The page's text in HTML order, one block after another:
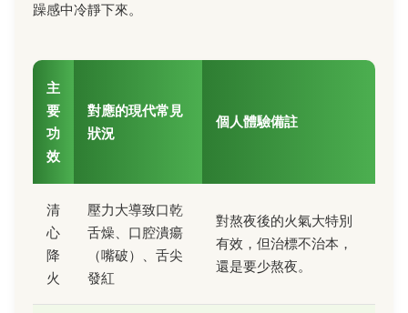
躁感中冷靜下來。
主
要
功
效
對應的現代常見
狀況
個人體驗備註
清
心
降
火
壓力大導致口乾
舌燥、口腔潰瘍
（嘴破）、舌尖
發紅
對熬夜後的火氣大特別
有效，但治標不治本，
還是要少熬夜。